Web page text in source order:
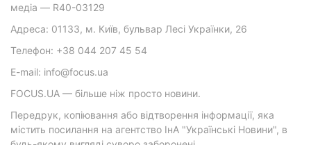
медіа — R40-03129
Адреса: 01133, м. Київ, бульвар Лесі Українки, 26
Телефон: +38 044 207 45 54
E-mail: info@focus.ua
FOCUS.UA — більше ніж просто новини.
Передрук, копіювання або відтворення інформації, яка
містить посилання на агентство ІнА "Українські Новини", в